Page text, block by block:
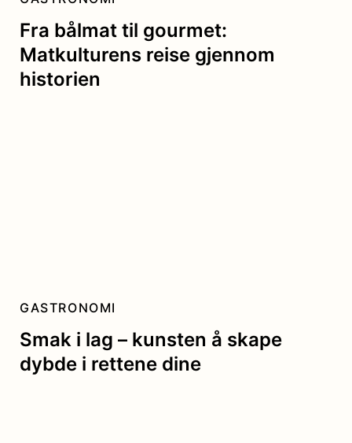
Fra bålmat til gourmet:
Matkulturens reise gjennom
historien
Smak i lag – kunsten å skape
dybde i rettene dine
GASTRONOMI